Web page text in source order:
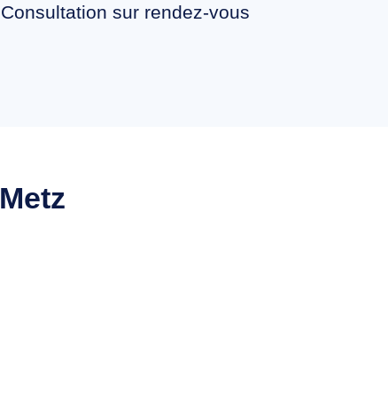
Consultation sur rendez-vous
Metz